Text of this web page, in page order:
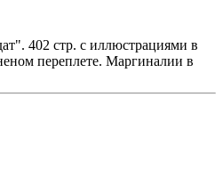
402 стр. с иллюстрациями в
переплете. Маргиналии в